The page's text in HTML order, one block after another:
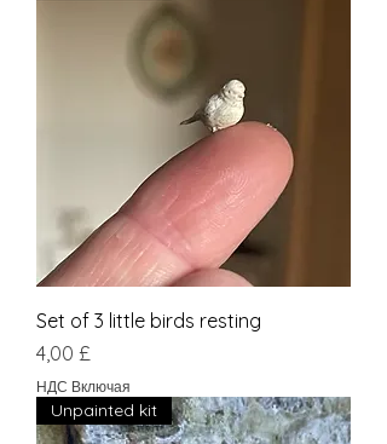
Set of 3 little birds resting
Цена
4,00 £
НДС Включая
Unpainted kit